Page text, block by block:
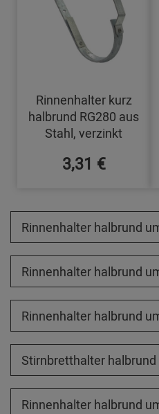
Rinnenhalter kurz
halbrund RG280 aus
Stahl, verzinkt
3,31 €
Rinnenhalter halbrund
Rinnenhalter halbrund
Rinnenhalter halbrund
Stirnbretthalter halbrund
Rinnenhalter halbrund